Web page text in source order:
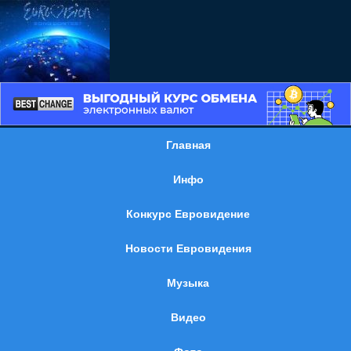
Главная
Инфо
Конкурс Евровидение
Новости Евровидения
Музыка
Видео